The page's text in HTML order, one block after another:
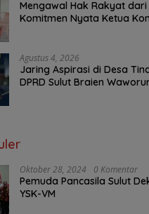
Mengawal Hak Rakyat dari
Komitmen Nyata Ketua
Agustus 4, 2026
Jaring Aspirasi di Desa
DPRD Sulut Braien
Oktober 28, 2024 0 Komentar
Pemuda Pancasila Sulut
YSK-VM